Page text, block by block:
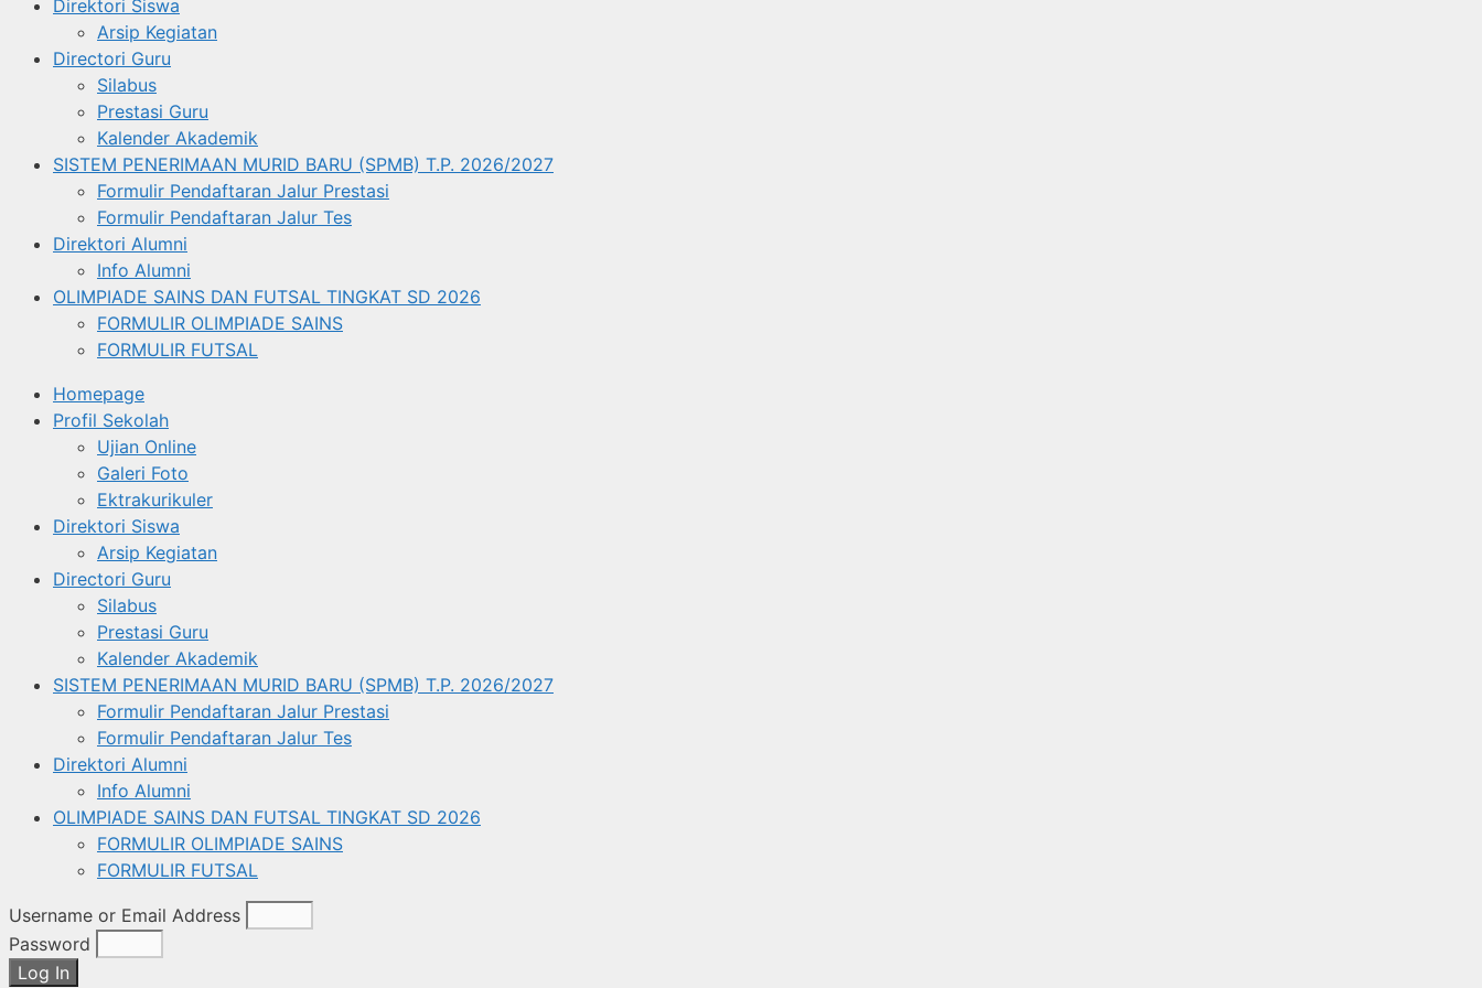
Direktori Siswa
Arsip Kegiatan
Directori Guru
Silabus
Prestasi Guru
Kalender Akademik
SISTEM PENERIMAAN MURID BARU (SPMB) T.P. 2026/2027
Formulir Pendaftaran Jalur Prestasi
Formulir Pendaftaran Jalur Tes
Direktori Alumni
Info Alumni
OLIMPIADE SAINS DAN FUTSAL TINGKAT SD 2026
FORMULIR OLIMPIADE SAINS
FORMULIR FUTSAL
Homepage
Profil Sekolah
Ujian Online
Galeri Foto
Ektrakurikuler
Direktori Siswa
Arsip Kegiatan
Directori Guru
Silabus
Prestasi Guru
Kalender Akademik
SISTEM PENERIMAAN MURID BARU (SPMB) T.P. 2026/2027
Formulir Pendaftaran Jalur Prestasi
Formulir Pendaftaran Jalur Tes
Direktori Alumni
Info Alumni
OLIMPIADE SAINS DAN FUTSAL TINGKAT SD 2026
FORMULIR OLIMPIADE SAINS
FORMULIR FUTSAL
Username or Email Address
Password
Log In